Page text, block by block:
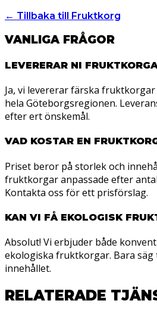
← Tillbaka till Fruktkorg
VANLIGA FRÅGOR
LEVERERAR NI
Ja, vi levererar färska
hela Göteborgsregionen.
efter ert önskemål.
VAD KOSTAR EN
Priset beror på storlek och
fruktkorgar anpassade efter
Kontakta oss för ett prisförslag.
KAN VI FÅ EKOLOGISK
Absolut! Vi erbjuder både
ekologiska fruktkorgar. Bara säg
innehållet.
RELATERADE